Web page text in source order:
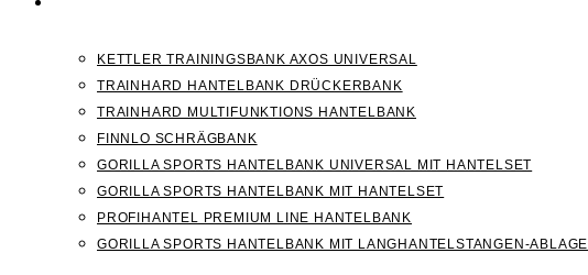
KETTLER TRAININGSBANK AXOS UNIVERSAL
TRAINHARD HANTELBANK DRÜCKERBANK
TRAINHARD MULTIFUNKTIONS HANTELBANK
FINNLO SCHRÄGBANK
GORILLA SPORTS HANTELBANK UNIVERSAL MIT HANTELSET
GORILLA SPORTS HANTELBANK MIT HANTELSET
PROFIHANTEL PREMIUM LINE HANTELBANK
GORILLA SPORTS HANTELBANK MIT LANGHANTELSTANGEN-ABLAGE